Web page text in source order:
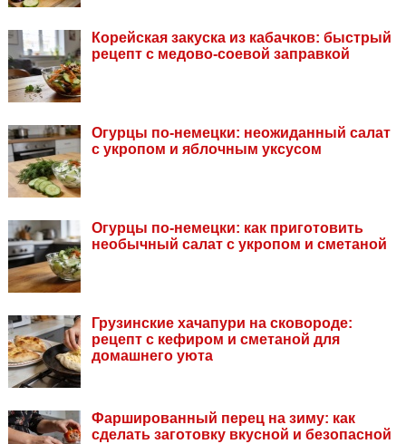
Корейская закуска из кабачков: быстрый
рецепт с медово-соевой заправкой
Огурцы по-немецки: неожиданный салат
с укропом и яблочным уксусом
Огурцы по-немецки: как приготовить
необычный салат с укропом и сметаной
Грузинские хачапури на сковороде:
рецепт с кефиром и сметаной для
домашнего уюта
Фаршированный перец на зиму: как
сделать заготовку вкусной и безопасной